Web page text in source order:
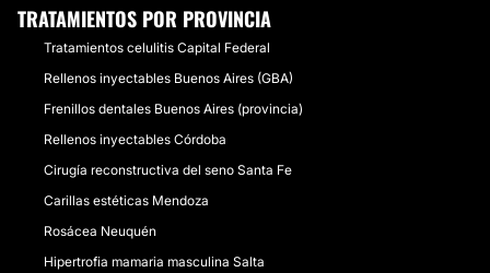
TRATAMIENTOS POR PROVINCIA
Tratamientos celulitis Capital Federal
Rellenos inyectables Buenos Aires (GBA)
Frenillos dentales Buenos Aires (provincia)
Rellenos inyectables Córdoba
Cirugía reconstructiva del seno Santa Fe
Carillas estéticas Mendoza
Rosácea Neuquén
Hipertrofia mamaria masculina Salta